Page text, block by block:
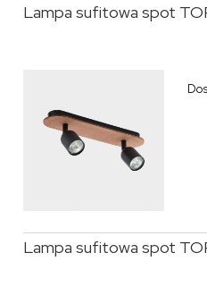
Lampa sufitowa spot
Lampa sufitowa spot